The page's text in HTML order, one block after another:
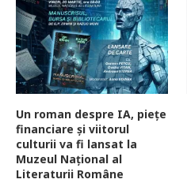
Un roman despre IA, piețe
financiare și viitorul
culturii va fi lansat la
Muzeul Național al
Literaturii Române